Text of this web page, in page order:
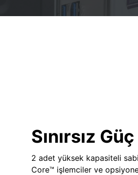
Sınırsız Güç
2 adet yüksek kapasiteli
Core™ işlemciler ve